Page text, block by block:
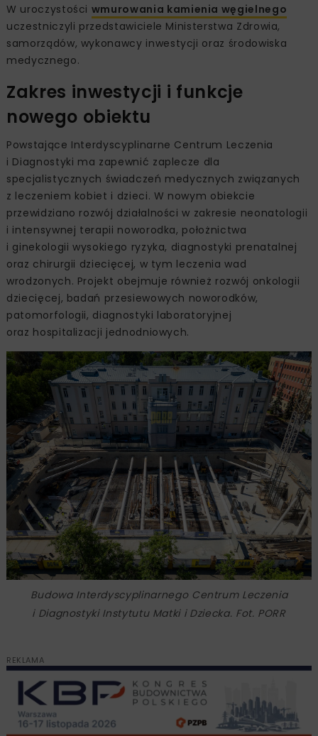
W uroczystości wmurowania kamienia węgielnego
uczestniczyli przedstawiciele Ministerstwa Zdrowia,
samorządów, wykonawcy inwestycji oraz środowiska
medycznego.
Zakres inwestycji i funkcje
nowego obiektu
Powstające Interdyscyplinarne Centrum Leczenia
i Diagnostyki ma zapewnić zaplecze dla
specjalistycznych świadczeń medycznych związanych
z leczeniem kobiet i dzieci. W nowym obiekcie
przewidziano rozwój działalności w zakresie neonatologii
i intensywnej terapii noworodka, położnictwa
i ginekologii wysokiego ryzyka, diagnostyki prenatalnej
oraz chirurgii dziecięcej, w tym leczenia wad
wrodzonych. Projekt obejmuje również rozwój onkologii
dziecięcej, badań przesiewowych noworodków,
patomorfologii, diagnostyki laboratoryjnej
oraz hospitalizacji jednodniowych.
Budowa Interdyscyplinarnego Centrum Leczenia
i Diagnostyki Instytutu Matki i Dziecka. Fot. PORR
REKLAMA